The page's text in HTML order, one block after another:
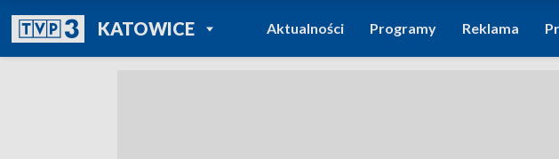
KATOWICEPOWRÓT DO
TVP REGIONY
Aktualności Programy Reklama